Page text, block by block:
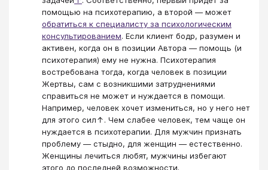
помощью на психотерапию, а второй — может
обратиться к специалисту за психологическим
консультированием. Если клиент бодр, разумен и
активен, когда он в позиции Автора — помощь (и
психотерапия) ему не нужна. Психотерапия
востребована тогда, когда человек в позиции
Жертвы, сам с возникшими затруднениями
справиться не может и нуждается в помощи.
Например, человек хочет измениться, но у него нет
для этого сил↑. Чем слабее человек, тем чаще он
нуждается в психотерапии. Для мужчин признать
проблему — стыдно, для женщин — естественно.
Женщины лечиться любят, мужчины избегают
этого до последней возможности.